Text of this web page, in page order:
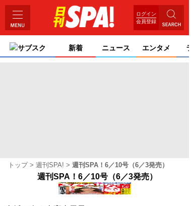
ログイン
会員登録
サブスク 新着 ニュース エンタメ
トップ 週刊SPA! 週刊SPA！6／10号（6／3発売）
週刊SPA！6／10号（6／3発売）